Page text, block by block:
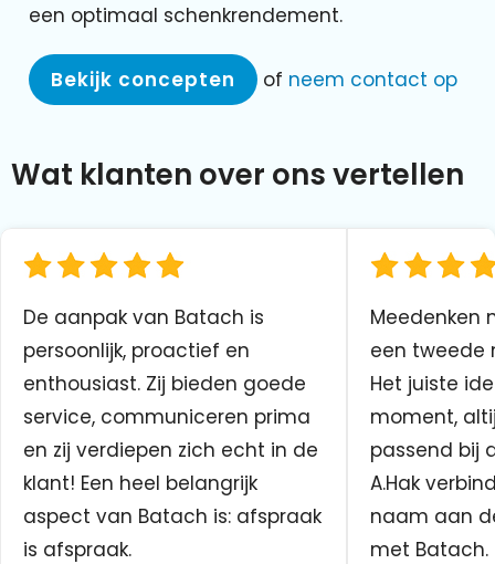
een optimaal schenkrendement.
Bekijk concepten of neem contact op
Wat klanten over ons vertellen
De aanpak van Batach is
persoonlijk, proactief en
enthousiast. Zij bieden goede
service, communiceren prima
en zij verdiepen zich echt in de
klant! Een heel belangrijk
aspect van Batach is: afspraak
is afspraak.
Meedenken
een tweede
Het juiste
moment,
passend bij
A.Hak
naam aan
met Batach.